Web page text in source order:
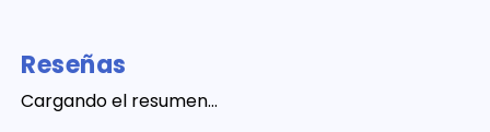
Reseñas
Cargando el resumen…